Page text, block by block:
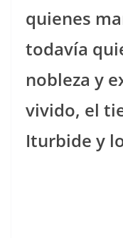
quienes
todavía
nobleza y
vivido, el
Iturbide y